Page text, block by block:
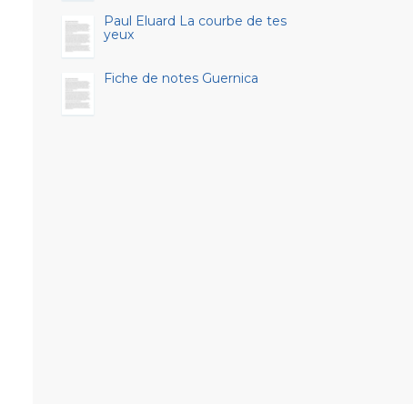
Paul Eluard La courbe de tes
yeux
Fiche de notes Guernica